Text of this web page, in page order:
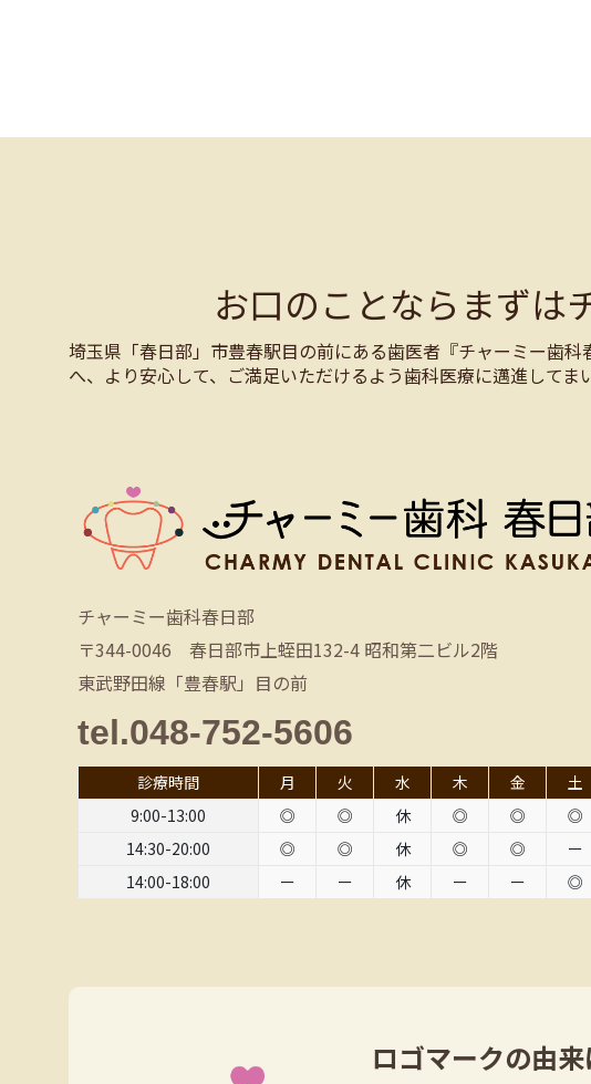
お口のことならまずは
埼玉県「春日部」市豊春駅目の前にある歯医者『チャーミー歯
へ、より安心して、ご満足いただけるよう歯科医療に邁進して
チャーミー歯科春日部
〒344-0046 春日部市上蛭田132-4 昭和第二ビル2階
東武野田線「豊春駅」目の前
tel.048-752-5606
診療時間 月 火 水 木 金 土
9:00-13:00
◎ ◎ 休 ◎ ◎ ◎
14:30-20:00
◎ ◎ 休 ◎ ◎ ー
14:00-18:00
ー ー 休 ー ー ◎
ロゴマークの由